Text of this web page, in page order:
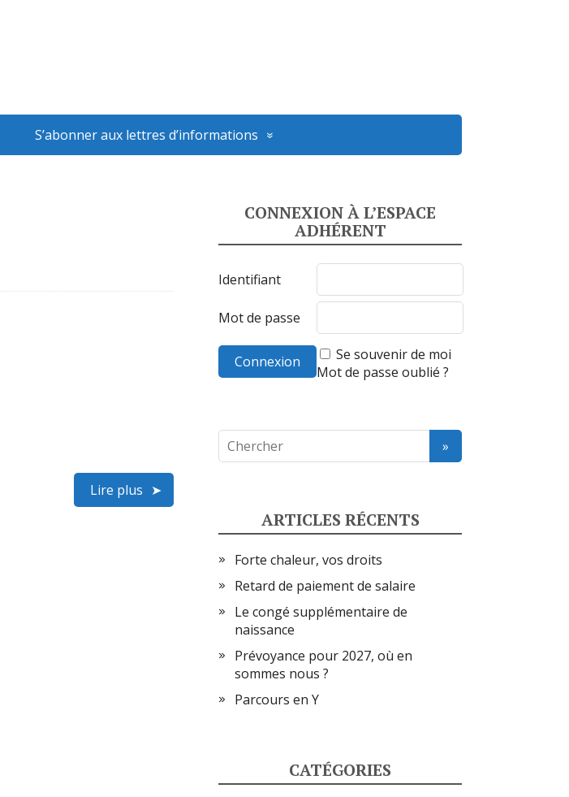
S’abonner aux lettres d’informations
Lire plus
CONNEXION À L’ESPACE
ADHÉRENT
Identifiant
Mot de passe
Se souvenir de moi
Mot de passe oublié ?
ARTICLES RÉCENTS
Forte chaleur, vos droits
Retard de paiement de salaire
Le congé supplémentaire de
naissance
Prévoyance pour 2027, où en
sommes nous ?
Parcours en Y
CATÉGORIES